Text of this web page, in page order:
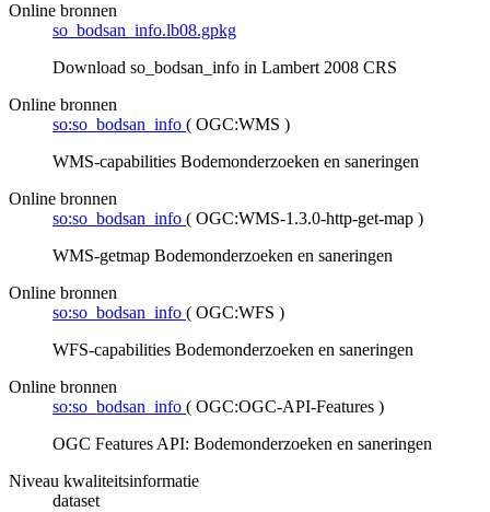
Online bronnen
so_bodsan_info.lb08.gpkg
Download so_bodsan_info in Lambert 2008 CRS
Online bronnen
so:so_bodsan_info ( OGC:WMS )
WMS-capabilities Bodemonderzoeken en saneringen
Online bronnen
so:so_bodsan_info ( OGC:WMS-1.3.0-http-get-map )
WMS-getmap Bodemonderzoeken en saneringen
Online bronnen
so:so_bodsan_info ( OGC:WFS )
WFS-capabilities Bodemonderzoeken en saneringen
Online bronnen
so:so_bodsan_info ( OGC:OGC-API-Features )
OGC Features API: Bodemonderzoeken en saneringen
Niveau kwaliteitsinformatie
dataset